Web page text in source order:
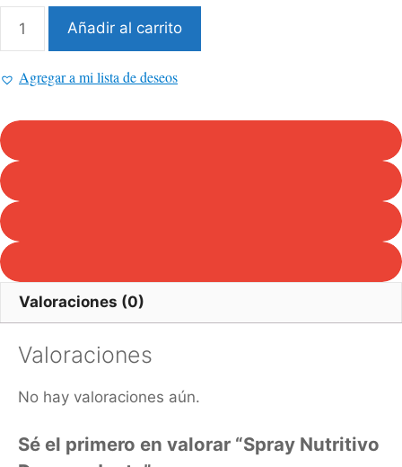
Spray
Desenredante
Añadir al carrito
Agregar a mi lista de deseos
Valoraciones (0)
Valoraciones
No hay valoraciones aún.
Sé el primero en valorar “Spray Nutritivo